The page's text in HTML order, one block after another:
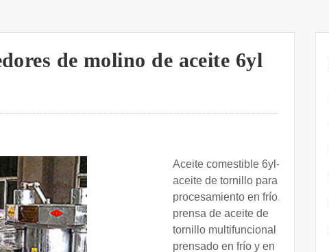
de molino de aceite 6yl
Aceite comestible 6yl-100
aceite de tornillo para
procesamiento en frío. La
prensa de aceite de
tornillo multifuncional de
prensado en frío y en